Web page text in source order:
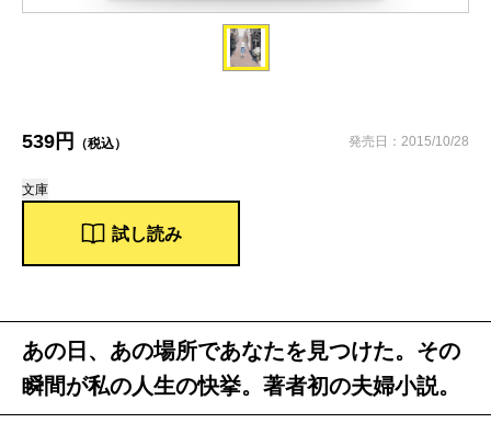
539円 （税込） 発売日：2015/10/28
文庫
試し読み
あの日、あの場所であなたを見つけた。その
瞬間が私の人生の快挙。著者初の夫婦小説。